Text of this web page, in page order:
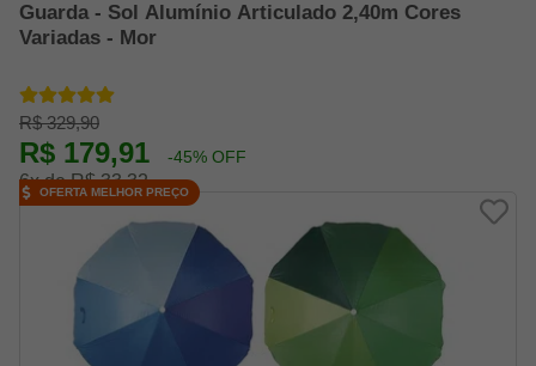
Guarda - Sol Alumínio Articulado 2,40m Cores
Variadas - Mor
R$ 329,90
R$ 179,91 -45% OFF
6x de R$ 33,32
OFERTA MELHOR PREÇO